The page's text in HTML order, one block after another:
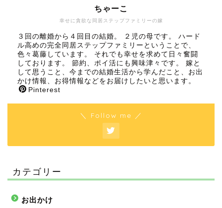
幸せに貪欲な同居ステップファミリーの嫁
ちゃーこ
３回の離婚から４回目の結婚。 ２児の母です。 ハード
ル高めの完全同居ステップファミリーということで、
色々葛藤しています。 それでも幸せを求めて日々奮闘
しております。 節約、ポイ活にも興味津々です。 嫁と
して思うこと、今までの結婚生活から学んだこと、お出
かけ情報、お得情報などをお届けしたいと思います。
Pinterest
＼ Follow me ／
カテゴリー
お出かけ